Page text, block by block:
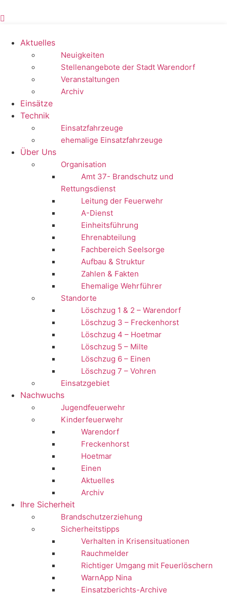
Inhalt
Aktuelles
Neuigkeiten
Stellenangebote der Stadt Warendorf
Veranstaltungen
Archiv
Einsätze
Technik
Einsatzfahrzeuge
ehemalige Einsatzfahrzeuge
Über Uns
Organisation
Amt 37- Brandschutz und
Rettungsdienst
Leitung der Feuerwehr
A-Dienst
Einheitsführung
Ehrenabteilung
Fachbereich Seelsorge
Aufbau & Struktur
Zahlen & Fakten
Ehemalige Wehrführer
Standorte
Löschzug 1 & 2 – Warendorf
Löschzug 3 – Freckenhorst
Löschzug 4 – Hoetmar
Löschzug 5 – Milte
Löschzug 6 – Einen
Löschzug 7 – Vohren
Einsatzgebiet
Nachwuchs
Jugendfeuerwehr
Kinderfeuerwehr
Warendorf
Freckenhorst
Hoetmar
Einen
Aktuelles
Archiv
Ihre Sicherheit
Brandschutzerziehung
Sicherheitstipps
Verhalten in Krisensituationen
Rauchmelder
Richtiger Umgang mit Feuerlöschern
WarnApp Nina
Einsatzberichts-Archive